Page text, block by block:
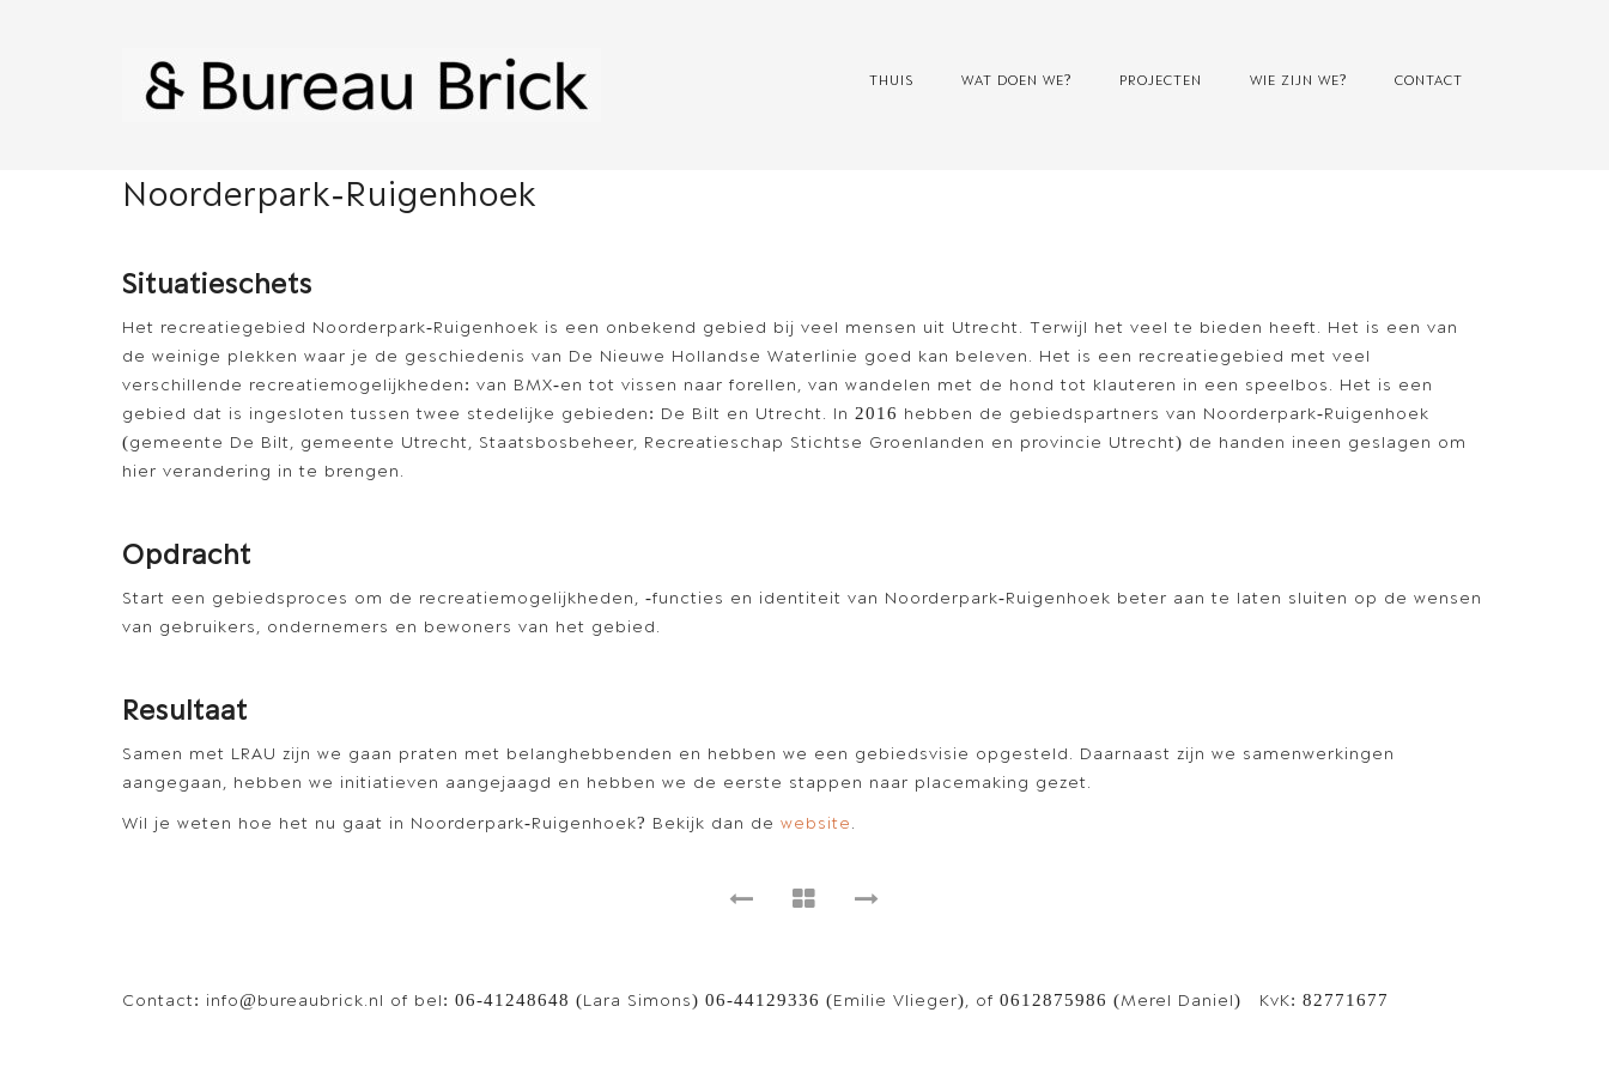
THUIS WAT DOEN WE? PROJECTEN WIE ZIJN WE? CONTACT
Noorderpark-Ruigenhoek
Situatieschets
Het recreatiegebied Noorderpark-Ruigenhoek is een onbekend gebied bij veel mensen uit Utrecht. Terwijl het veel te bieden heeft. Het is een van
de weinige plekken waar je de geschiedenis van De Nieuwe Hollandse Waterlinie goed kan beleven. Het is een recreatiegebied met veel
verschillende recreatiemogelijkheden: van BMX-en tot vissen naar forellen, van wandelen met de hond tot klauteren in een speelbos. Het is een
gebied dat is ingesloten tussen twee stedelijke gebieden: De Bilt en Utrecht. In 2016 hebben de gebiedspartners van Noorderpark-Ruigenhoek
(gemeente De Bilt, gemeente Utrecht, Staatsbosbeheer, Recreatieschap Stichtse Groenlanden en provincie Utrecht) de handen ineen geslagen om
hier verandering in te brengen.
Opdracht
Start een gebiedsproces om de recreatiemogelijkheden, -functies en identiteit van Noorderpark-Ruigenhoek beter aan te laten sluiten op de wensen
van gebruikers, ondernemers en bewoners van het gebied.
Resultaat
Samen met LRAU zijn we gaan praten met belanghebbenden en hebben we een gebiedsvisie opgesteld. Daarnaast zijn we samenwerkingen
aangegaan, hebben we initiatieven aangejaagd en hebben we de eerste stappen naar placemaking gezet.
Wil je weten hoe het nu gaat in Noorderpark-Ruigenhoek? Bekijk dan de website
Contact: info@bureaubrick.nl of bel: 06-41248648 (Lara Simons) 06-44129336 (Emilie Vlieger), of 0612875986 (Merel Daniel) KvK: 82771677